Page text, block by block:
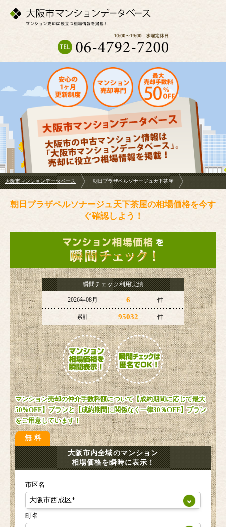
大阪市マンションデータベース 朝日プラザペルソナージュ天下茶屋
朝日プラザペルソナージュ天下茶屋の相場価格を今す
ぐ確認しよう！
瞬間チェック利用実績
2026年08月 6 件
累計 95032 件
マンション売却の仲介手数料額について【成約期間に応じて最大
50%OFF】プランと【成約期間に関係なく一律30％OFF】プラン
をご用意しています！
無料
大阪市内全域のマンション
相場価格を瞬時に表示！
市区名
町名